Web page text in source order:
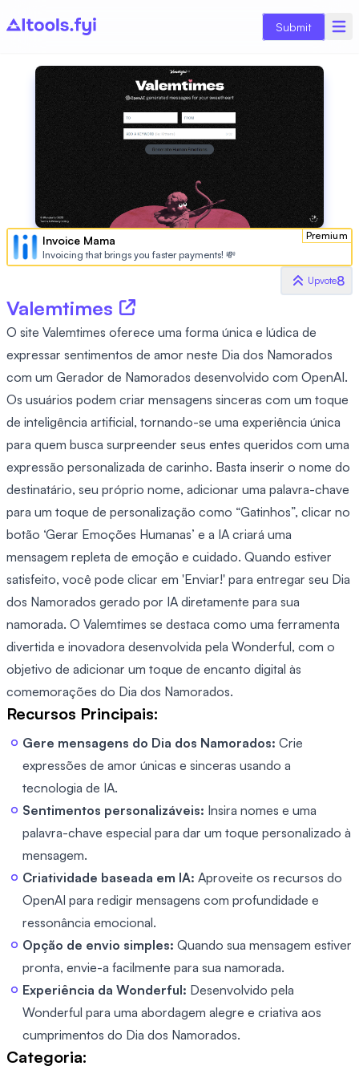
Submit
Premium
Invoice Mama
Invoicing that brings you faster payments! 💸
Upvote8
Valemtimes
O site Valemtimes oferece uma forma única e lúdica de
expressar sentimentos de amor neste Dia dos Namorados
com um Gerador de Namorados desenvolvido com OpenAI.
Os usuários podem criar mensagens sinceras com um toque
de inteligência artificial, tornando-se uma experiência única
para quem busca surpreender seus entes queridos com uma
expressão personalizada de carinho. Basta inserir o nome do
destinatário, seu próprio nome, adicionar uma palavra-chave
para um toque de personalização como “Gatinhos”, clicar no
botão ‘Gerar Emoções Humanas’ e a IA criará uma
mensagem repleta de emoção e cuidado. Quando estiver
satisfeito, você pode clicar em 'Enviar!' para entregar seu Dia
dos Namorados gerado por IA diretamente para sua
namorada. O Valemtimes se destaca como uma ferramenta
divertida e inovadora desenvolvida pela Wonderful, com o
objetivo de adicionar um toque de encanto digital às
comemorações do Dia dos Namorados.
Recursos Principais:
Gere mensagens do Dia dos Namorados: Crie
expressões de amor únicas e sinceras usando a
tecnologia de IA.
Sentimentos personalizáveis: Insira nomes e uma
palavra-chave especial para dar um toque personalizado à
mensagem.
Criatividade baseada em IA: Aproveite os recursos do
OpenAI para redigir mensagens com profundidade e
ressonância emocional.
Opção de envio simples: Quando sua mensagem estiver
pronta, envie-a facilmente para sua namorada.
Experiência da Wonderful: Desenvolvido pela
Wonderful para uma abordagem alegre e criativa aos
cumprimentos do Dia dos Namorados.
Categoria: